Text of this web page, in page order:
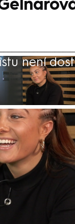
není
Stars
ale vstoupí
bude
pusu,“ říká